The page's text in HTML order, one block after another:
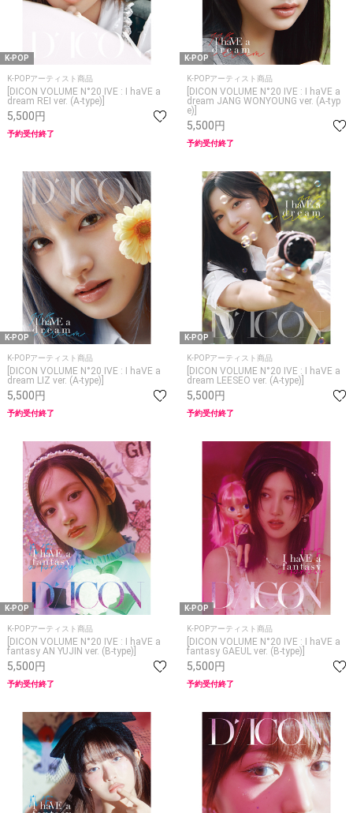
K-POP
K-POPアーティスト商品
[DICON VOLUME N°20 IVE : I haVE a
dream REI ver. (A-type)]
5,500円
予約受付終了
K-POP
K-POPアーティスト商品
[DICON VOLUME N°20 IVE : I haVE a
dream JANG WONYOUNG ver. (A-typ
e)]
5,500円
予約受付終了
K-POP
K-POPアーティスト商品
[DICON VOLUME N°20 IVE : I haVE a
dream LIZ ver. (A-type)]
5,500円
予約受付終了
K-POP
K-POPアーティスト商品
[DICON VOLUME N°20 IVE : I haVE a
dream LEESEO ver. (A-type)]
5,500円
予約受付終了
K-POP
K-POPアーティスト商品
[DICON VOLUME N°20 IVE : I haVE a
fantasy AN YUJIN ver. (B-type)]
5,500円
予約受付終了
K-POP
K-POPアーティスト商品
[DICON VOLUME N°20 IVE : I haVE a
fantasy GAEUL ver. (B-type)]
5,500円
予約受付終了